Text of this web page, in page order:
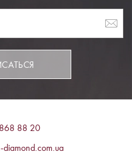
88 20
diamond.com.ua